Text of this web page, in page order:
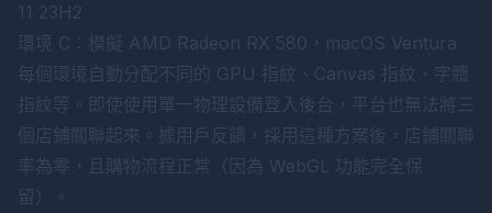
11 23H2
環境 C：模擬 AMD Radeon RX 580，macOS Ventura
每個環境自動分配不同的 GPU 指紋、Canvas 指紋、字體
指紋等。即使使用單一物理設備登入後台，平台也無法將三
個店鋪關聯起來。據用戶反饋，採用這種方案後，店鋪關聯
率為零，且購物流程正常（因為 WebGL 功能完全保
留）。